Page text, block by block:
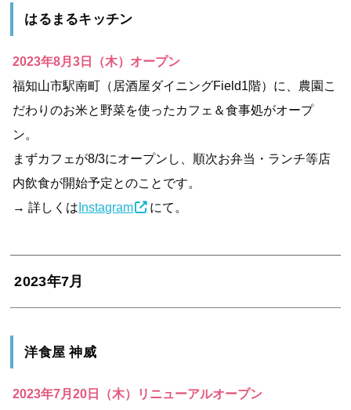
はるまるキッチン
2023年8月3日（木）オープン
福知山市駅南町（居酒屋ダイニングField1階）に⁡、農園こ
だわりのお米と野菜を使ったカフェ＆食事処がオープ
ン。
まずカフェが8/3にオープンし、順次お弁当・ランチ等店
内飲食が開始予定とのことです。
→ 詳しくはInstagram にて。
2023年7月
洋食屋 神威
2023年7月20日（木）リニューアルオープン